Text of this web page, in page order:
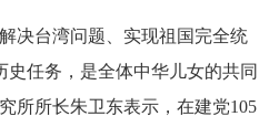
决台湾问题、实现祖国完全统
任务，是全体中华儿女的共同
所所长朱卫东表示，在建党105